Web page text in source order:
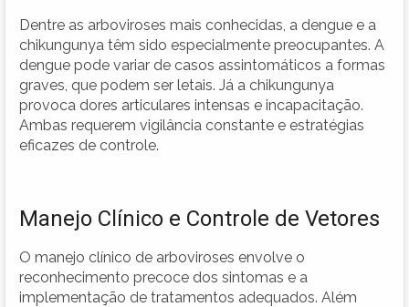
Dentre as arboviroses mais conhecidas, a dengue e a
chikungunya têm sido especialmente preocupantes. A
dengue pode variar de casos assintomáticos a formas
graves, que podem ser letais. Já a chikungunya
provoca dores articulares intensas e incapacitação.
Ambas requerem vigilância constante e estratégias
eficazes de controle.
Manejo Clínico e Controle de Vetores
O manejo clínico de arboviroses envolve o
reconhecimento precoce dos sintomas e a
implementação de tratamentos adequados. Além